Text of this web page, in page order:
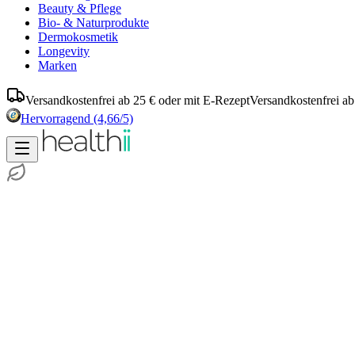
Beauty & Pflege
Bio- & Naturprodukte
Dermokosmetik
Longevity
Marken
Versandkostenfrei ab 25 € oder mit E-RezeptVersandkostenfrei
Hervorragend (4,66/5)